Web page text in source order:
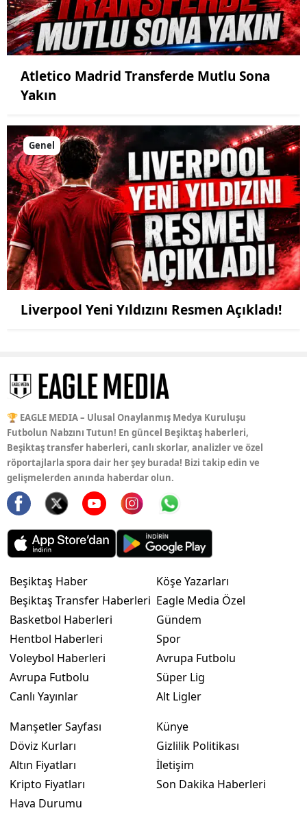
Atletico Madrid Transferde Mutlu Sona
Yakın
Genel
Liverpool Yeni Yıldızını Resmen Açıkladı!
🏆 EAGLE MEDIA – Ulusal Onaylanmış Medya Kuruluşu
Futbolun Nabzını Tutun! En güncel Beşiktaş haberleri,
Beşiktaş transfer haberleri, canlı skorlar, analizler ve özel
röportajlarla spora dair her şey burada! Bizi takip edin ve
gelişmelerden anında haberdar olun.
Beşiktaş Haber
Beşiktaş Transfer Haberleri
Basketbol Haberleri
Hentbol Haberleri
Voleybol Haberleri
Avrupa Futbolu
Canlı Yayınlar
Köşe Yazarları
Eagle Media Özel
Gündem
Spor
Avrupa Futbolu
Süper Lig
Alt Ligler
Manşetler Sayfası
Döviz Kurları
Altın Fiyatları
Kripto Fiyatları
Hava Durumu
Künye
Gizlilik Politikası
İletişim
Son Dakika Haberleri